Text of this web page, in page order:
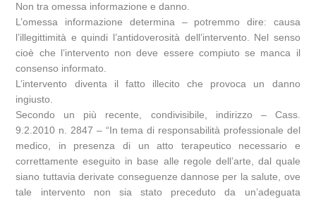
Non tra omessa informazione e danno.
L’omessa informazione determina – potremmo dire: causa
l’illegittimità e quindi l’antidoverosità dell’intervento. Nel senso
cioè che l’intervento non deve essere compiuto se manca il
consenso informato.
L’intervento diventa il fatto illecito che provoca un danno
ingiusto.
Secondo un più recente, condivisibile, indirizzo – Cass.
9.2.2010 n. 2847 – “In tema di responsabilità professionale del
medico, in presenza di un atto terapeutico necessario e
correttamente eseguito in base alle regole dell’arte, dal quale
siano tuttavia derivate conseguenze dannose per la salute, ove
tale intervento non sia stato preceduto da un’adeguata